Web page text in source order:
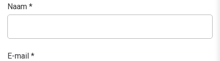
Naam *
E-mail *